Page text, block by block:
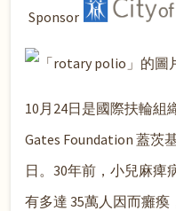
Sponsor
10月24日是國際扶輪組
Gates Foundation 蓋茨
日。30年前，小兒麻痺
有多達 35萬人因而癱瘓